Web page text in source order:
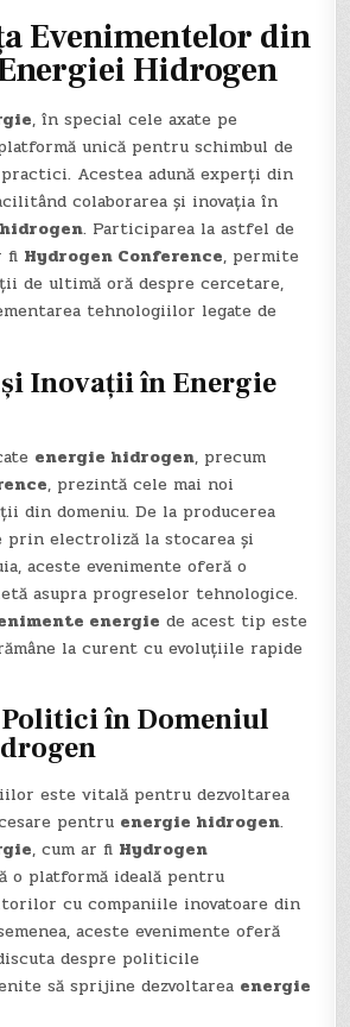
Evenimentelor din
Hidrogen
, în special cele axate pe
unică pentru schimbul de
Acestea adună experți din
colaborarea și inovația în
. Participarea la astfel de
fi Hydrogen Conference, permite
de ultimă oră despre cercetare,
tehnologiilor legate de
Inovații în Energie
energie hidrogen, precum
, prezintă cele mai noi
din domeniu. De la producerea
prin electroliză la stocarea și
aceste evenimente oferă o
asupra progreselor tehnologice.
energie de acest tip este
la curent cu evoluțiile rapide
în Domeniul
este vitală pentru dezvoltarea
pentru energie hidrogen.
, cum ar fi Hydrogen
o platformă ideală pentru
cu companiile inovatoare din
aceste evenimente oferă
despre politicile
să sprijine dezvoltarea energie